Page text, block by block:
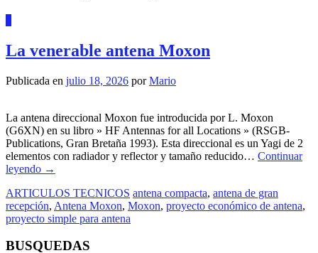
La venerable antena Moxon
Publicada en julio 18, 2026 porMario
La antena direccional Moxon fue introducida por L. Moxon
(G6XN) en su libro » HF Antennas for all Locations » (RSGB-
Publications, Gran Bretaña 1993). Esta direccional es un Yagi de 2
elementos con radiador y reflector y tamaño reducido… Continuar
leyendo →
ARTICULOS TECNICOS antena compacta, antena de gran
recepción, Antena Moxon, Moxon, proyecto económico de antena,
proyecto simple para antena
BUSQUEDAS